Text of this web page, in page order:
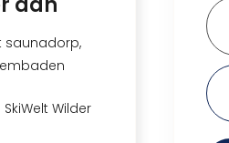
saunadorp,
Wilder